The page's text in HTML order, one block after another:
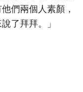
們兩個人素顏，
了拜拜。」